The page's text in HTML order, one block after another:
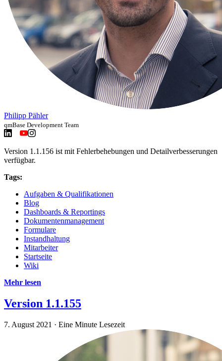
Philipp Pähler
qmBase Development Team
Version 1.1.156 ist mit Fehlerbehebungen und Detailverbesserungen
verfügbar.
Tags:
Aufgaben & Qualifikationen
Blog
Dashboards & Reportings
Dokumentenmanagement
Formulare
Instandhaltung
Mitarbeiter
Startseite
Wiki
Mehr lesen
Version 1.1.155
7. August 2021 · Eine Minute Lesezeit